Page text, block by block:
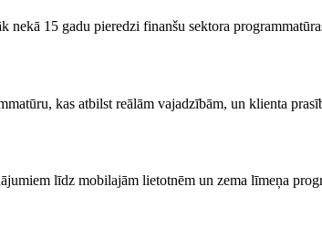
15 gadu pieredzi finanšu sektora
kas atbilst reālām vajadzībām, un klienta
līdz mobilajām lietotnēm un zema līmeņa